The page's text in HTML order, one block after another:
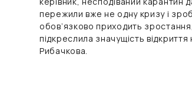
пережили вже не одну кризу і
обов’язково приходить
підкреслила значущість
Рибачкова.